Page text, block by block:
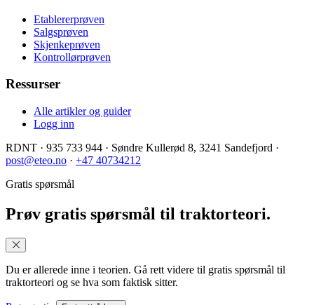
Etablererprøven
Salgsprøven
Skjenkeprøven
Kontrollørprøven
Ressurser
Alle artikler og guider
Logg inn
RDNT · 935 733 944 · Søndre Kullerød 8, 3241 Sandefjord ·
post@eteo.no · +47 40734212
Gratis spørsmål
Prøv gratis spørsmål til traktorteori.
Du er allerede inne i teorien. Gå rett videre til gratis spørsmål til
traktorteori og se hva som faktisk sitter.